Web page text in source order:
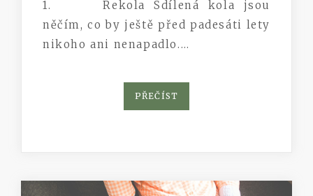
1. Rekola Sdílená kola jsou
něčím, co by ještě před padesáti lety
nikoho ani nenapadlo.…
PŘEČÍST